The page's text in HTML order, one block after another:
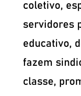
coletivo,
servidores
educativo,
fazem
classe,